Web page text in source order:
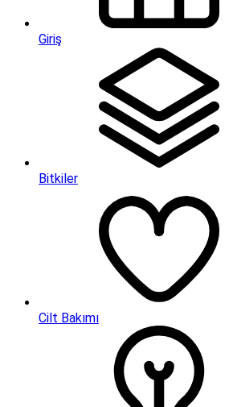
Giriş
Bitkiler
Cilt Bakımı